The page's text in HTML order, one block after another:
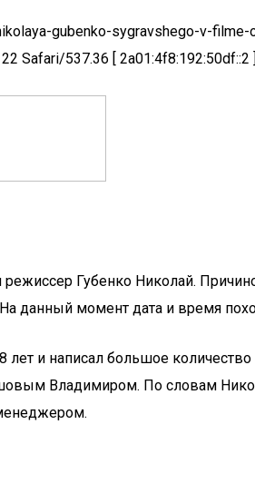
gubenko-sygravshego-v-
Safari/537.36 [ 2a01:4f8:192:50df::2 ]
Губенко Николай.
данный момент дата и время
и написал большое
Владимиром. По словам